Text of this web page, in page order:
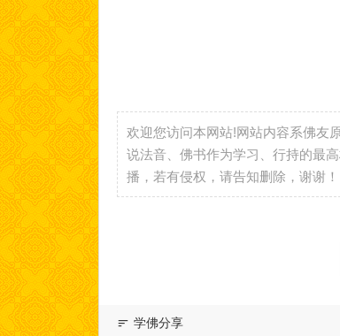
欢迎您访问本网站!网站内容系佛友
说法音、佛书作为学习、行持的最
播，若有侵权，请告知删除，谢谢！
学佛分享